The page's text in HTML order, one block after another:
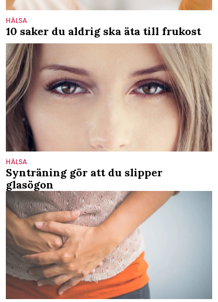
HÄLSA
10 saker du aldrig ska äta till frukost
HÄLSA
Synträning gör att du slipper
glasögon